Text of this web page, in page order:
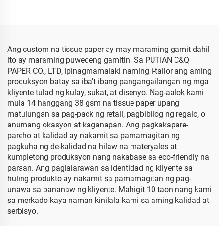
Paper
Ang custom na tissue paper ay may maraming gamit dahil
ito ay maraming puwedeng gamitin. Sa PUTIAN C&Q
PAPER CO., LTD, ipinagmamalaki naming i-tailor ang aming
produksyon batay sa iba't ibang pangangailangan ng mga
kliyente tulad ng kulay, sukat, at disenyo. Nag-aalok kami
mula 14 hanggang 38 gsm na tissue paper upang
matulungan sa pag-pack ng retail, pagbibilog ng regalo, o
anumang okasyon at kaganapan. Ang pagkakapare-
pareho at kalidad ay nakamit sa pamamagitan ng
pagkuha ng de-kalidad na hilaw na materyales at
kumpletong produksyon nang nakabase sa eco-friendly na
paraan. Ang paglalarawan sa identidad ng kliyente sa
huling produkto ay nakamit sa pamamagitan ng pag-
unawa sa pananaw ng kliyente. Mahigit 10 taon nang kami
sa merkado kaya naman kinilala kami sa aming kalidad at
serbisyo.